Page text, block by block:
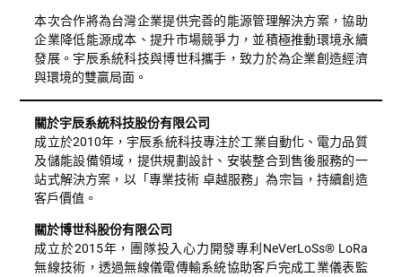
本次合作將為台灣企業提供完善的能源管理解決方案，協助
企業降低能源成本、提升市場競爭力，並積極推動環境永續
發展。宇辰系統科技與博世科攜手，致力於為企業創造經濟
與環境的雙贏局面。
關於宇辰系統科技股份有限公司
成立於2010年，宇辰系統科技專注於工業自動化、電力品質
及儲能設備領域，提供規劃設計、安裝整合到售後服務的一
站式解決方案，以「專業技術 卓越服務」為宗旨，持續創造
客戶價值。
關於博世科股份有限公司
成立於2015年，團隊投入心力開發專利NeVerLoSs® LoRa
無線技術，透過無線儀電傳輸系統協助客戶完成工業儀表監